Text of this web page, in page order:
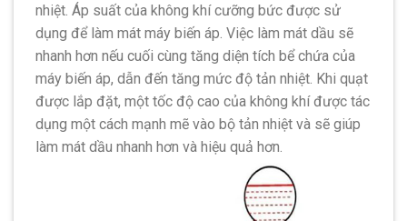
nhiệt. Áp suất của không khí cưỡng bức được sử
dụng để làm mát máy biến áp. Việc làm mát dầu sẽ
nhanh hơn nếu cuối cùng tăng diện tích bể chứa của
máy biến áp, dẫn đến tăng mức độ tản nhiệt. Khi quạt
được lắp đặt, một tốc độ cao của không khí được tác
dụng một cách mạnh mẽ vào bộ tản nhiệt và sẽ giúp
làm mát dầu nhanh hơn và hiệu quả hơn.